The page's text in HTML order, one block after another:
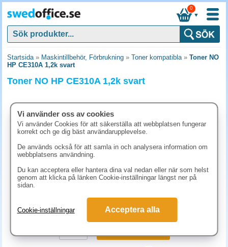
▼
0
Startsida» Maskintillbehör, Förbrukning » Toner kompatibla» Toner NO
HP CE310A 1,2k svart
Toner NO HP CE310A 1,2k svart
623.80 kr (inkl. moms)
Vi använder oss av cookies
Vi använder Cookies för att säkerställa att webbplatsen fungerar
korrekt och ge dig bäst användarupplevelse.
De används också för att samla in och analysera information om
webbplatsens användning.
Du kan acceptera eller hantera dina val nedan eller när som helst
genom att klicka på länken Cookie-inställningar längst ner på
sidan.
Cookie-inställningar Acceptera alla